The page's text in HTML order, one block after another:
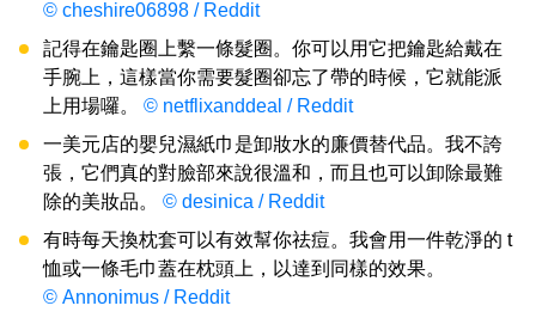
© cheshire06898 / Reddit
記得在鑰匙圈上繫一條髮圈。你可以用它把鑰匙給戴在
手腕上，這樣當你需要髮圈卻忘了帶的時候，它就能派
上用場囉。 © netflixanddeal / Reddit
一美元店的嬰兒濕紙巾是卸妝水的廉價替代品。我不誇
張，它們真的對臉部來說很溫和，而且也可以卸除最難
除的美妝品。 © desinica / Reddit
有時每天換枕套可以有效幫你祛痘。我會用一件乾淨的 t
恤或一條毛巾蓋在枕頭上，以達到同樣的效果。
© Annonimus / Reddit